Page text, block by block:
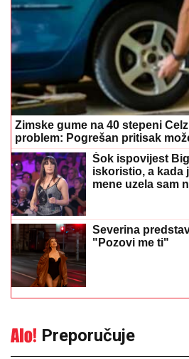
Zimske gume na 40 stepeni
problem: Pogrešan pritisak
Šok ispovijest
iskoristio, a kada
mene uzela sam
Severina
"Pozovi me ti"
Preporučuje